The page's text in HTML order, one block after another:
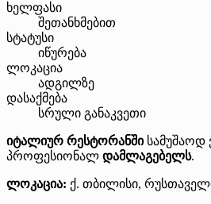
ხელფასი
შეთანხმებით
სტატუსი
იწურება
ლოკაცია
ადგილზე
დასაქმება
სრული განაკვეთი
იტალიურ რესტორანშისამუშაოდ
პროფესიონალ დამლაგებელს.
ლოკაცია: ქ. თბილისი,